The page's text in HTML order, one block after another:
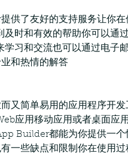
供了友好的支持服务让你在
及时和有效的帮助你可以通
学习和交流也可以通过电子
和热情的解答
又简单易用的应用程序开发
应用移动应用或者桌面应
Builder都能为你提供一
一些缺点和限制你在使用过